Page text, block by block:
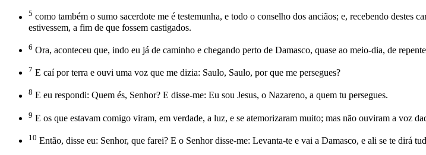
5 como também o sumo sacerdote me é testemunha, e todo o conselho dos anciãos; e, recebendo destes
estivessem, a fim de que fossem castigados.
6 Ora, aconteceu que, indo eu já de caminho e chegando perto de Damasco, quase ao meio-dia, de
7 E caí por terra e ouvi uma voz que me dizia: Saulo, Saulo, por que me persegues?
8 E eu respondi: Quem és, Senhor? E disse-me: Eu sou Jesus, o Nazareno, a quem tu persegues.
9 E os que estavam comigo viram, em verdade, a luz, e se atemorizaram muito; mas não ouviram a voz
10 Então, disse eu: Senhor, que farei? E o Senhor disse-me: Levanta-te e vai a Damasco, e ali se te dirá